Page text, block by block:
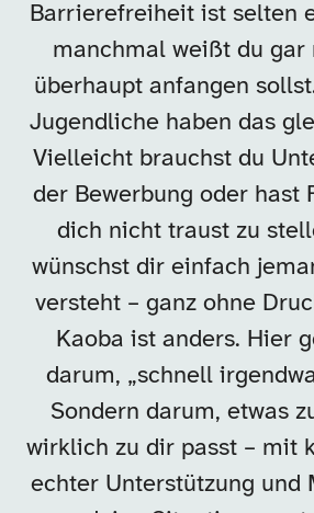
Barrierefreiheit ist selten
manchmal weißt du gar
überhaupt anfangen
Jugendliche haben das
Vielleicht brauchst du
der Bewerbung oder hast
dich nicht traust zu
wünschst dir einfach
versteht – ganz ohne
Kaoba ist anders. Hier
darum, „schnell
Sondern darum, etwas
wirklich zu dir passt – mit
echter Unterstützung und